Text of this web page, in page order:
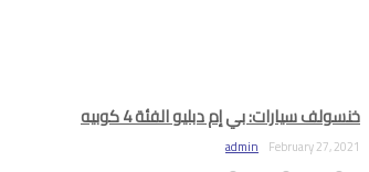
خنسولف سيارات: بي إم دبليو الفئة 4 كوبيه
admin February 27, 2021